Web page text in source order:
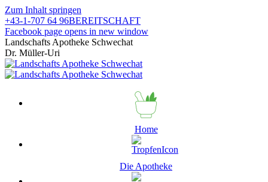
Zum Inhalt springen
+43-1-707 64 96BEREITSCHAFT
Facebook page opens in new window
Landschafts Apotheke Schwechat
Dr. Müller-Uri
Home
Die Apotheke